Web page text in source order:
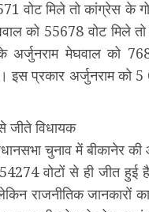
वोट मिले तो कांग्रेस के
को 55678 वोट मिले
मेघवाल को
इस प्रकार अर्जुनराम को 5
जीते विधायक
चुनाव में बीकानेर
वोटों से ही जीत हुई
राजनीतिक जानकारों